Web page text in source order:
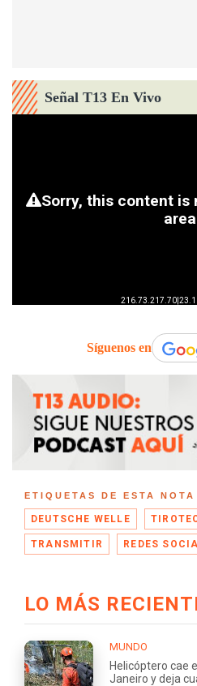
Señal T13 En Vivo
Síguenos en
ETIQUETAS DE ESTA NOTA
DEUTSCHE WELLE
TRANSMITIR REDES
LO MÁS
MUNDO
Helicóptero cae
Janeiro y deja